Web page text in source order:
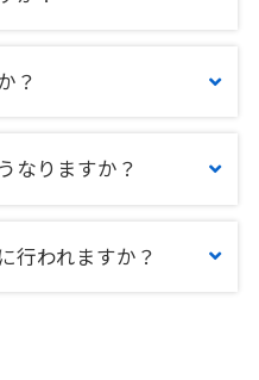
？
なりますか？
行われますか？